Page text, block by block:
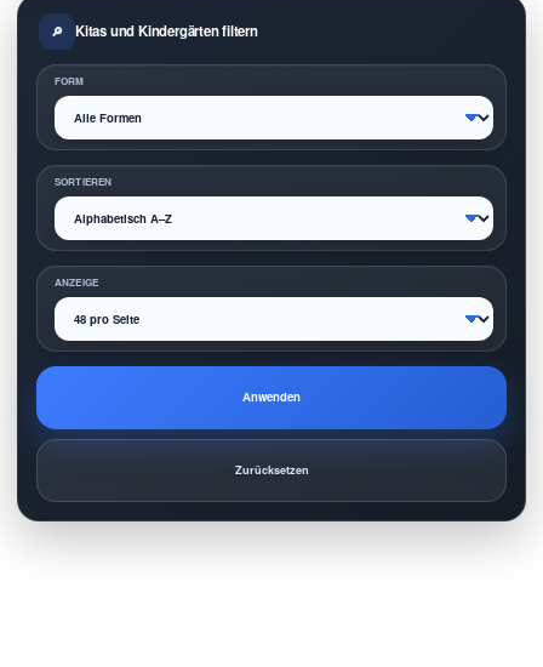
Kitas und Kindergärten filtern
FORM
SORTIEREN
ANZEIGE
Anwenden
Zurücksetzen